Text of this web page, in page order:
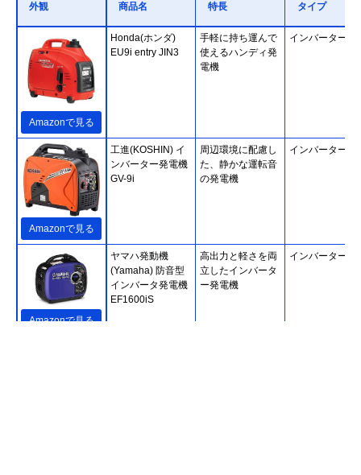
外観 商品名 特長 タイプ
Amazonで見る
Honda(ホンダ)
EU9i entry JIN3
手軽に持ち運んで
使えるハンディ発
電機
インバーター
Amazonで見る
工進(KOSHIN) イ
ンバーター発電機
GV-9i
周辺環境に配慮し
た、静かな運転音
の発電機
インバーター
Amazonで見る
ヤマハ発動機
(Yamaha) 防音型
インバータ発電機
EF1600iS
高出力と軽さを両
立したインバータ
ー発電機
インバーター